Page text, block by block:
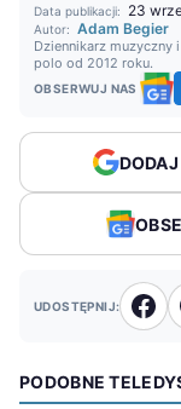
Data publikacji: 23
Autor: Adam Begier
Dziennikarz muzyczny
polo od 2012 roku.
OBSERWUJ NAS
UDOSTĘPNIJ:
PODOBNE